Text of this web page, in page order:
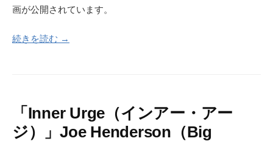
画が公開されています。
続きを読む →
「Inner Urge（インアー・アー
ジ）」Joe Henderson（Big